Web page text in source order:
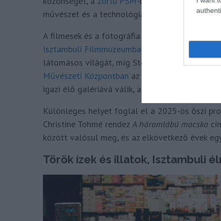
művészet és a technológia határai mosódnak
A filmesek és a fotográfia rajongói James
Isztambuli Filmmúzeumban
. A kiállítás több
látomásos világát, míg Steve McCurry
Művészeti Központban az emberi történetek
igazi élő galériává válik, ahol minden utca,
Különleges helyet foglal el a 2025-ös őszi
Christine Tohmé rendez A háromlábú macska
között valósul meg, és az elkövetkező évek
Török ízek és illatok, Isztambuli